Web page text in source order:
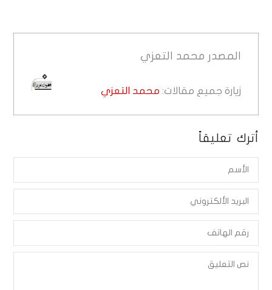
المصدر محمد التعزي
زيارة جميع مقالات: محمد التعزي
أترك تعليقاً